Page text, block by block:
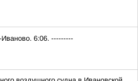
Иваново. 6:06. ---------